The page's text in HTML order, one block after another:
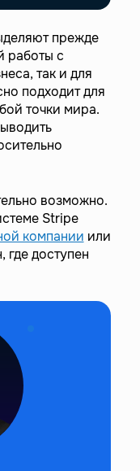
прежде
работы с
так и для
подходит для
точки мира.
возможно.
Stripe
компании или
где доступен